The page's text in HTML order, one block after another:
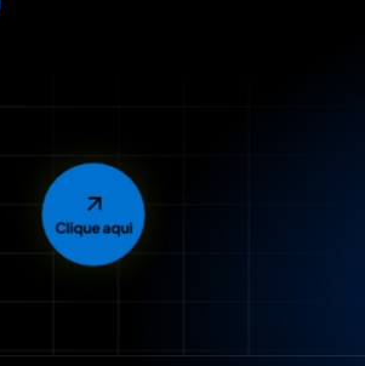
Clique aqui